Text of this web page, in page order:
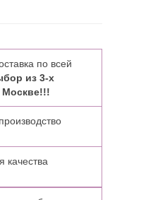
по всей
из 3-х
Москве!!!
качества